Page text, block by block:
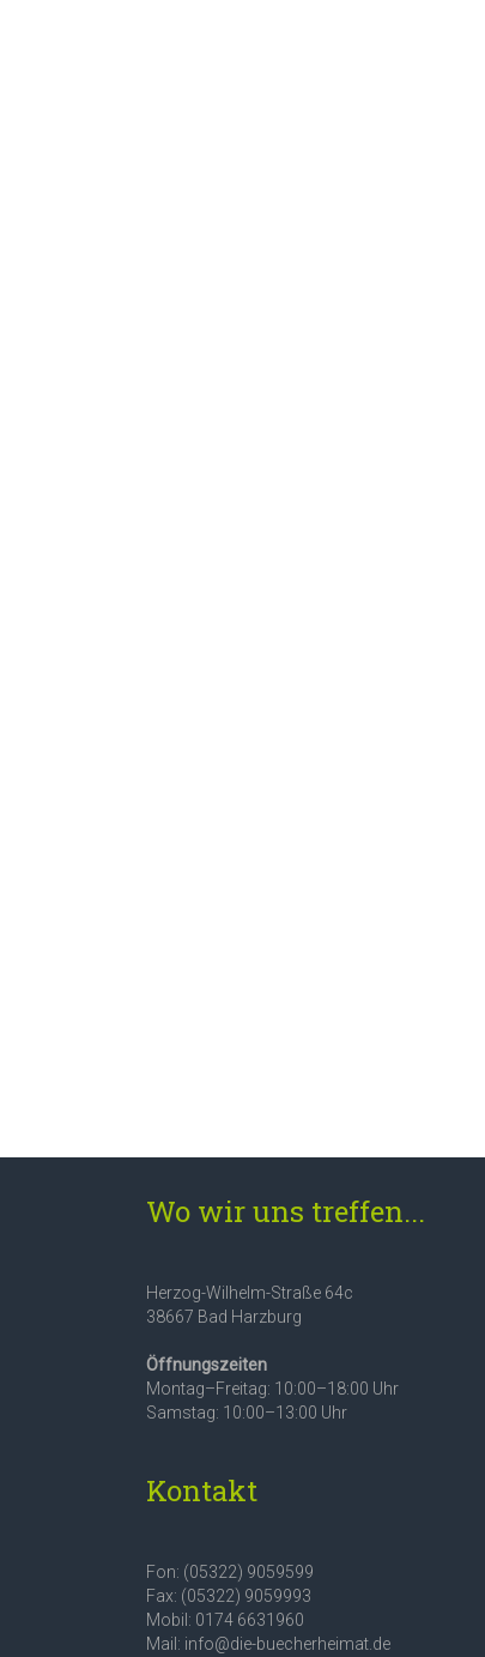
Wo wir uns treffen...
Herzog-Wilhelm-Straße 64c
38667 Bad Harzburg
Öffnungszeiten
Montag–Freitag: 10:00–18:00 Uhr
Samstag: 10:00–13:00 Uhr
Kontakt
Fon: (05322) 9059599
Fax: (05322) 9059993
Mobil: 0174 6631960
Mail: info@die-buecherheimat.de